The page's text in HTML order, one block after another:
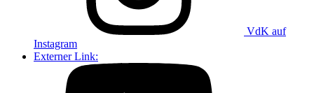
VdK auf
Instagram
Externer Link: